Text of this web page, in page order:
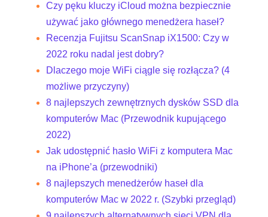
Czy pęku kluczy iCloud można bezpiecznie
używać jako głównego menedżera haseł?
Recenzja Fujitsu ScanSnap iX1500: Czy w
2022 roku nadal jest dobry?
Dlaczego moje WiFi ciągle się rozłącza? (4
możliwe przyczyny)
8 najlepszych zewnętrznych dysków SSD dla
komputerów Mac (Przewodnik kupującego
2022)
Jak udostępnić hasło WiFi z komputera Mac
na iPhone’a (przewodniki)
8 najlepszych menedżerów haseł dla
komputerów Mac w 2022 r. (Szybki przegląd)